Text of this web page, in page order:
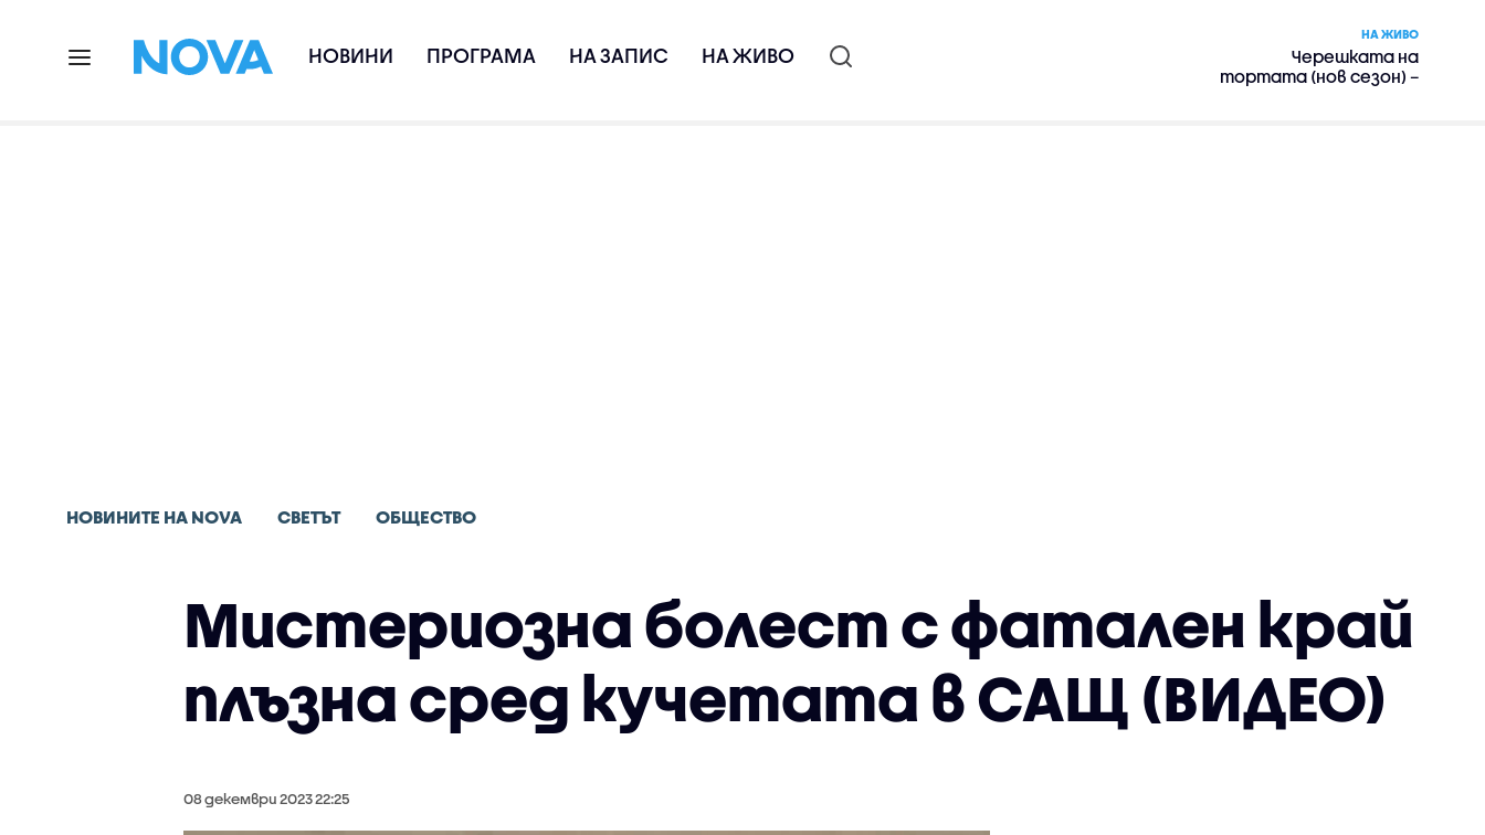
НОВИНИ ПРОГРАМА НА ЗАПИС НА ЖИВО
НА ЖИВО
Черешката на
тортата (нов сезон) –
НОВИНИТЕ НА NOVA СВЕТЪТ ОБЩЕСТВО
Мистериозна болест с фатален край
плъзна сред кучетата в САЩ (ВИДЕО)
08 декември 2023 22:25